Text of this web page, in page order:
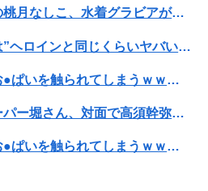
【巨乳画像】大躍進中の桃月なしこ、水着グラビアがパーフェクトボディすぎるwwwwwww
【警告】医師「米国では”ヘロインと同じくらいヤバい薬”が日本では平気で処方されてる」
【悲報】ライザさん、お●ぱいを触られてしまうｗｗｗｗｗｗｗｗ
【悲報】ショートスリーパー堀さん、対面で高須幹弥にブチギレるｗｗｗｗ
【悲報】ライザさん、お●ぱいを触られてしまうｗｗｗｗｗｗｗｗ